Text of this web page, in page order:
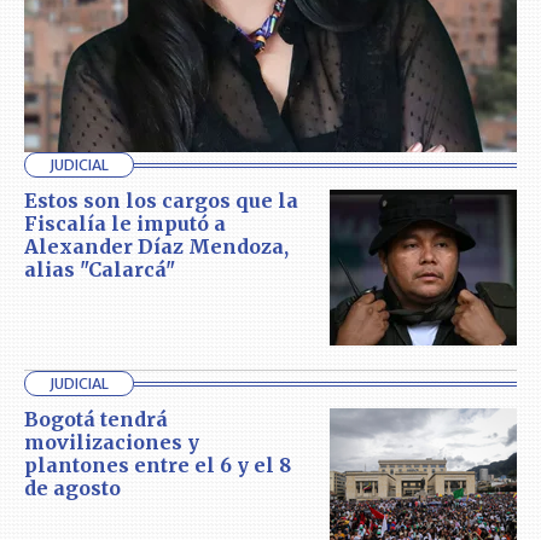
JUDICIAL
Estos son los cargos que la
Fiscalía le imputó a
Alexander Díaz Mendoza,
alias "Calarcá"
JUDICIAL
Bogotá tendrá
movilizaciones y
plantones entre el 6 y el 8
de agosto